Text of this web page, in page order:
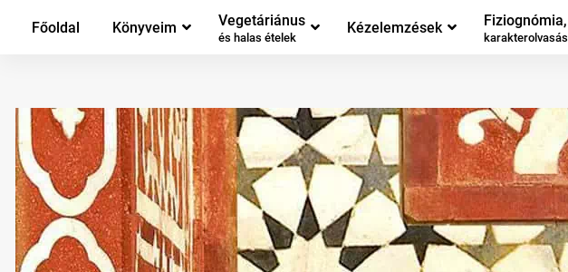
Főoldal Könyveim Vegetáriánus
és halas ételek
Kézelemzések Fiziognómia,
karakterolvasás